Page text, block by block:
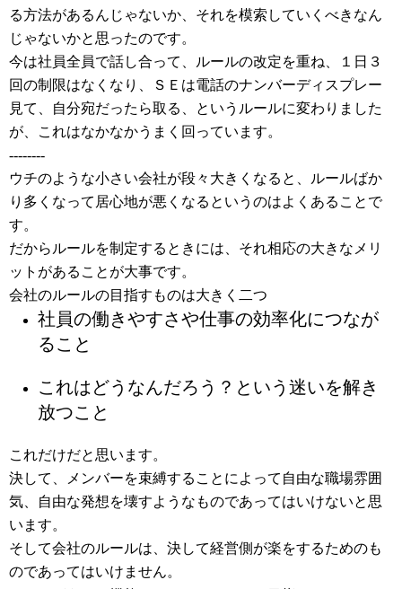
る方法があるんじゃないか、それを模索していくべきなん
じゃないかと思ったのです。
今は社員全員で話し合って、ルールの改定を重ね、１日３
回の制限はなくなり、ＳＥは電話のナンバーディスプレー
見て、自分宛だったら取る、というルールに変わりました
が、これはなかなかうまく回っています。
--------
ウチのような小さい会社が段々大きくなると、ルールばか
り多くなって居心地が悪くなるというのはよくあることで
す。
だからルールを制定するときには、それ相応の大きなメリ
ットがあることが大事です。
会社のルールの目指すものは大きく二つ
社員の働きやすさや仕事の効率化につなが
ること
これはどうなんだろう？という迷いを解き
放つこと
これだけだと思います。
決して、メンバーを束縛することによって自由な職場雰囲
気、自由な発想を壊すようなものであってはいけないと思
います。
そして会社のルールは、決して経営側が楽をするためのも
のであってはいけません。